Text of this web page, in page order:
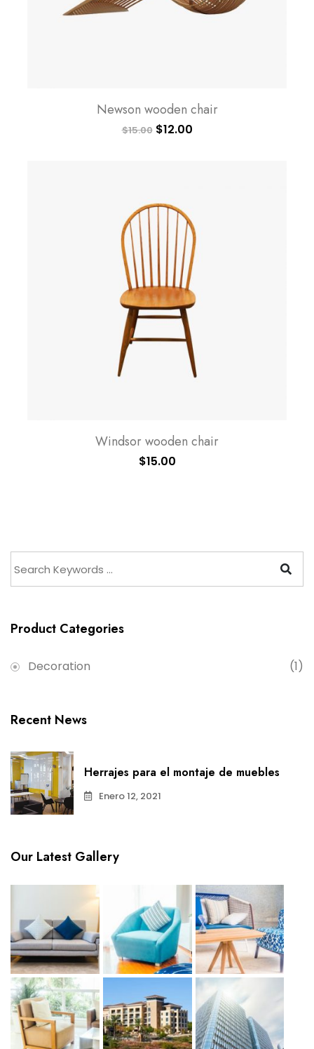
Newson wooden chair
$15.00 $12.00
Windsor wooden chair
$15.00
Product Categories
Decoration (1)
Recent News
Herrajes para el montaje de muebles
Enero 12, 2021
Our Latest Gallery